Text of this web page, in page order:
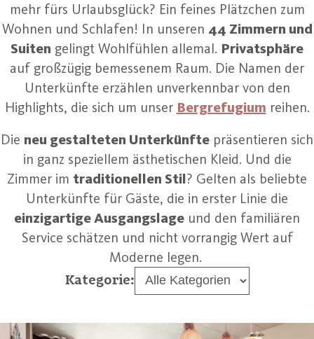
mehr fürs Urlaubsglück? Ein feines Plätzchen zum
Wohnen und Schlafen! In unseren 44 Zimmern und
Suiten gelingt Wohlfühlen allemal. Privatsphäre
auf großzügig bemessenem Raum. Die Namen der
Unterkünfte erzählen unverkennbar von den
Highlights, die sich um unser Bergrefugium reihen.
Die neu gestalteten Unterkünfte präsentieren sich
in ganz speziellem ästhetischen Kleid. Und die
Zimmer im traditionellen Stil? Gelten als beliebte
Unterkünfte für Gäste, die in erster Linie die
einzigartige Ausgangslage und den familiären
Service schätzen und nicht vorrangig Wert auf
Moderne legen.
Kategorie: